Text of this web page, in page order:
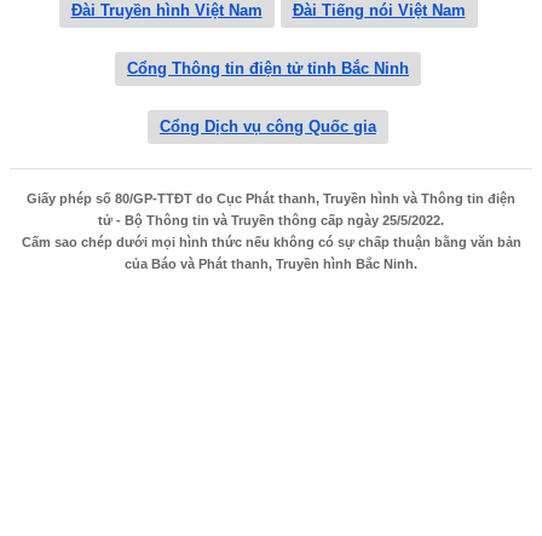
Đài Truyền hình Việt Nam Đài Tiếng nói Việt Nam
Cổng Thông tin điện tử tỉnh Bắc Ninh
Cổng Dịch vụ công Quốc gia
Giấy phép số 80/GP-TTĐT do Cục Phát thanh, Truyền hình và Thông tin điện
tử - Bộ Thông tin và Truyền thông cấp ngày 25/5/2022.
Cấm sao chép dưới mọi hình thức nếu không có sự chấp thuận bằng văn bản
của Báo và Phát thanh, Truyền hình Bắc Ninh.